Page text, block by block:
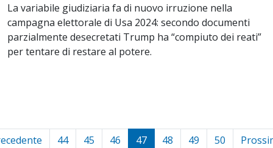
La variabile giudiziaria fa di nuovo irruzione nella
campagna elettorale di Usa 2024: secondo documenti
parzialmente desecretati Trump ha “compiuto dei reati”
per tentare di restare al potere.
44 45 46 47 48 49 50